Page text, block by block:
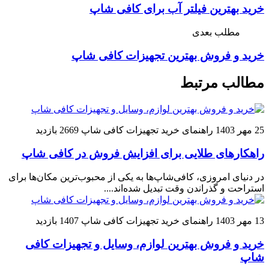
خرید بهترین فیلتر آب برای کافی شاپ
مطلب بعدی
خرید و فروش بهترین تجهیزات کافی شاپ
مطالب مرتبط
25 مهر 1403 راهنمای خرید تجهیزات کافی شاپ 2669 بازدید
راهکارهای طلایی برای افزایش فروش در کافی شاپ
در دنیای امروزی، کافی‌شاپ‌ها به یکی از محبوب‌ترین مکان‌ها برای
استراحت و گذراندن وقت تبدیل شده‌اند....
13 مهر 1403 راهنمای خرید تجهیزات کافی شاپ 1407 بازدید
خرید و فروش بهترین لوازم، وسایل و تجهیزات کافی
شاپ